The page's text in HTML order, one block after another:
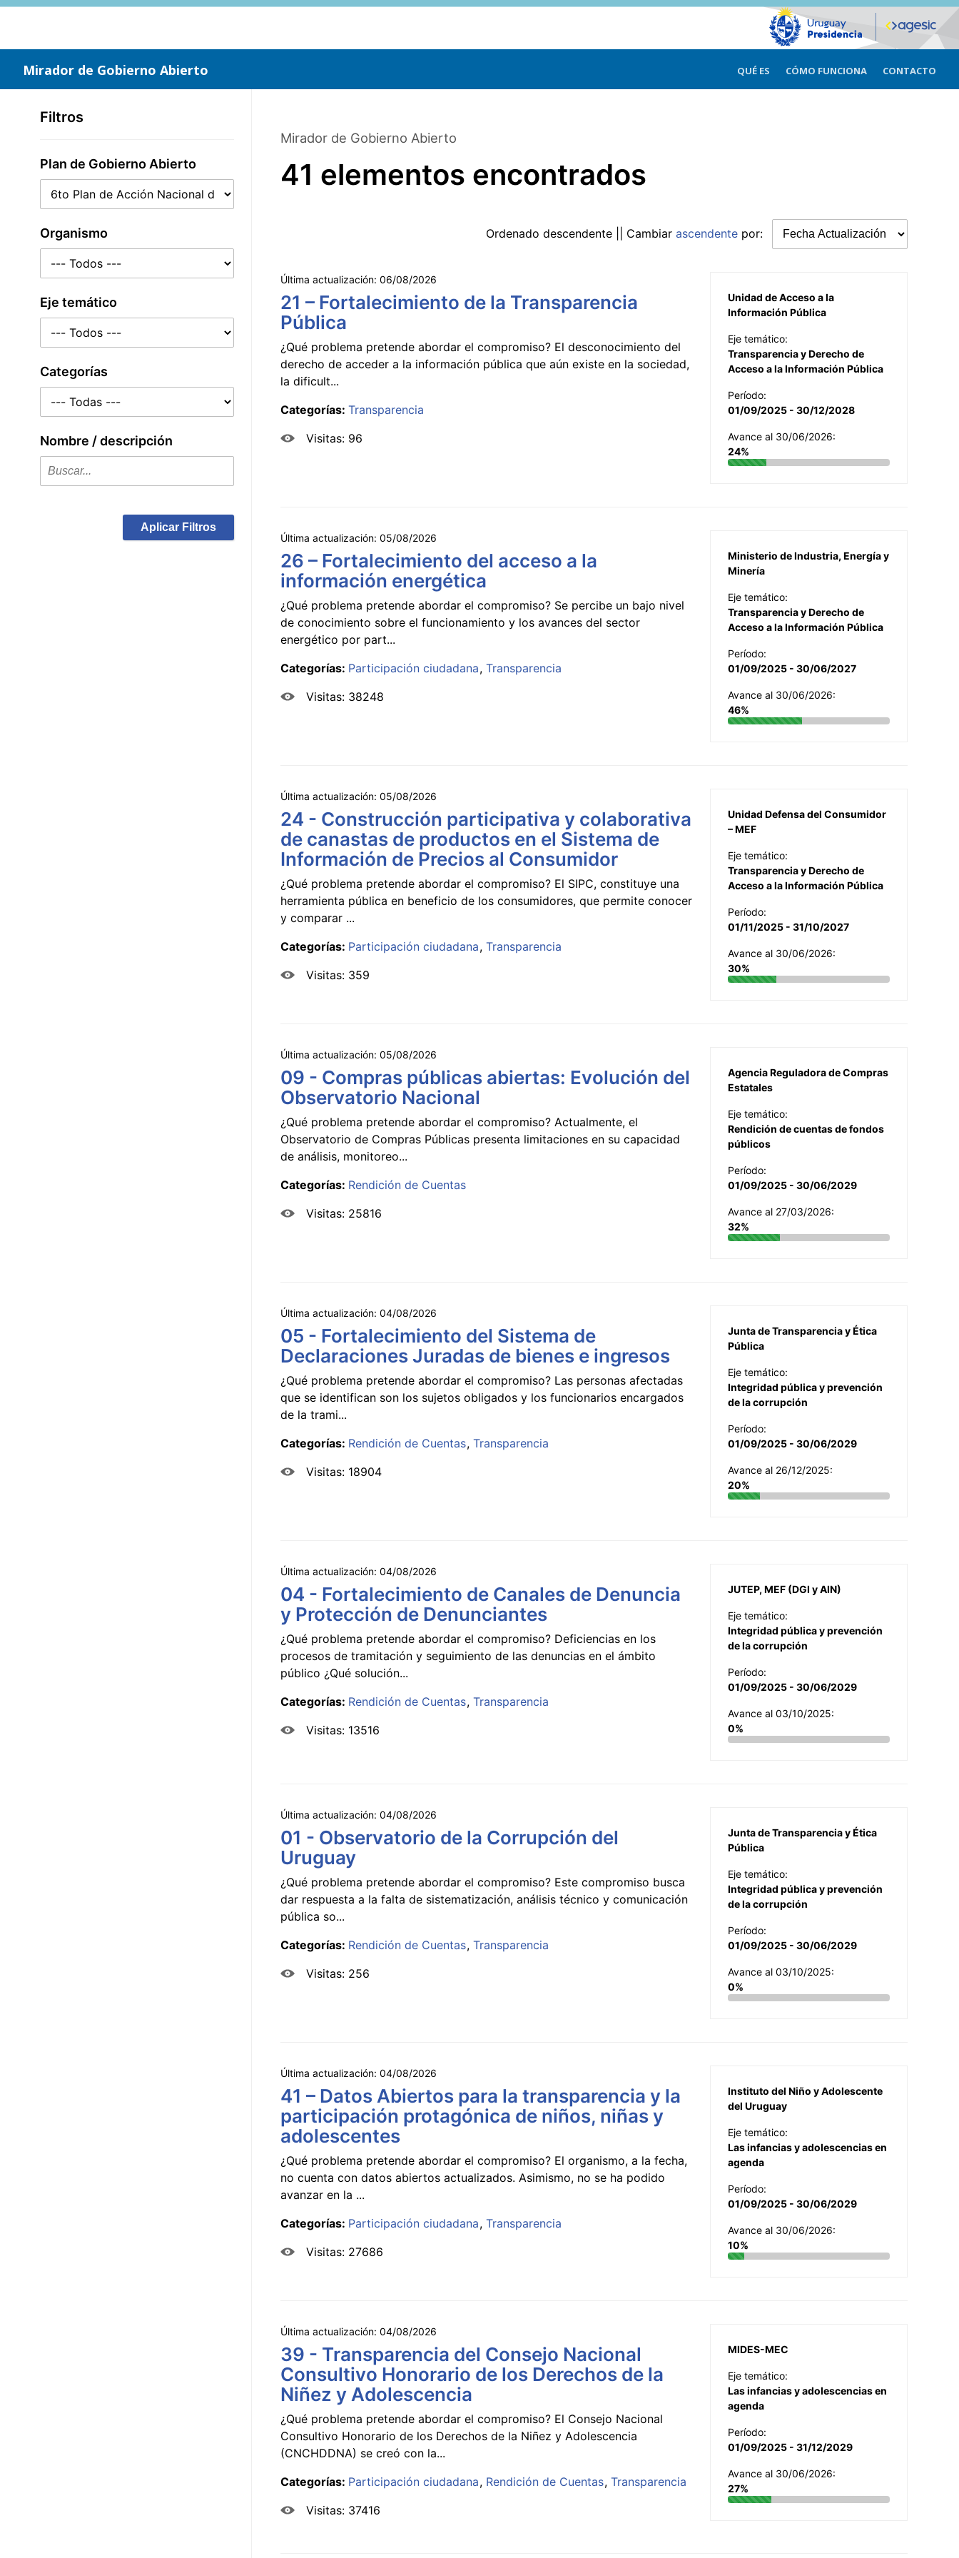
Saltar
Mirador de Gobierno Abierto QUÉ ES CÓMO FUNCIONA CONTACTO
Filtros
Plan de Gobierno Abierto
Organismo
Eje temático
Categorías
Nombre / descripción
Aplicar Filtros
Mirador de Gobierno Abierto
41 elementos encontrados
Ordenado descendente || Cambiar ascendente por:
Última actualización: 06/08/2026
21 – Fortalecimiento de la Transparencia
Pública
¿Qué problema pretende abordar el compromiso? El desconocimiento del
derecho de acceder a la información pública que aún existe en la sociedad,
la dificult...
Categorías: Transparencia
Visitas: 96
Unidad de Acceso a la
Información Pública
Eje temático:
Transparencia y Derecho de
Acceso a la Información Pública
Período:
01/09/2025 - 30/12/2028
Avance al 30/06/2026:
24%
Última actualización: 05/08/2026
26 – Fortalecimiento del acceso a la
información energética
¿Qué problema pretende abordar el compromiso? Se percibe un bajo nivel
de conocimiento sobre el funcionamiento y los avances del sector
energético por part...
Categorías: Participación ciudadana Transparencia
Visitas: 38248
Ministerio de Industria, Energía y
Minería
Eje temático:
Transparencia y Derecho de
Acceso a la Información Pública
Período:
01/09/2025 - 30/06/2027
Avance al 30/06/2026:
46%
Última actualización: 05/08/2026
24 - Construcción participativa y colaborativa
de canastas de productos en el Sistema de
Información de Precios al Consumidor
¿Qué problema pretende abordar el compromiso? El SIPC, constituye una
herramienta pública en beneficio de los consumidores, que permite conocer
y comparar ...
Categorías: Participación ciudadana Transparencia
Visitas: 359
Unidad Defensa del Consumidor
– MEF
Eje temático:
Transparencia y Derecho de
Acceso a la Información Pública
Período:
01/11/2025 - 31/10/2027
Avance al 30/06/2026:
30%
Última actualización: 05/08/2026
09 - Compras públicas abiertas: Evolución del
Observatorio Nacional
¿Qué problema pretende abordar el compromiso? Actualmente, el
Observatorio de Compras Públicas presenta limitaciones en su capacidad
de análisis, monitoreo...
Categorías: Rendición de Cuentas
Visitas: 25816
Agencia Reguladora de Compras
Estatales
Eje temático:
Rendición de cuentas de fondos
públicos
Período:
01/09/2025 - 30/06/2029
Avance al 27/03/2026:
32%
Última actualización: 04/08/2026
05 - Fortalecimiento del Sistema de
Declaraciones Juradas de bienes e ingresos
¿Qué problema pretende abordar el compromiso? Las personas afectadas
que se identifican son los sujetos obligados y los funcionarios encargados
de la trami...
Categorías: Rendición de Cuentas Transparencia
Visitas: 18904
Junta de Transparencia y Ética
Pública
Eje temático:
Integridad pública y prevención
de la corrupción
Período:
01/09/2025 - 30/06/2029
Avance al 26/12/2025:
20%
Última actualización: 04/08/2026
04 - Fortalecimiento de Canales de Denuncia
y Protección de Denunciantes
¿Qué problema pretende abordar el compromiso? Deficiencias en los
procesos de tramitación y seguimiento de las denuncias en el ámbito
público ¿Qué solución...
Categorías: Rendición de Cuentas Transparencia
Visitas: 13516
JUTEP, MEF (DGI y AIN)
Eje temático:
Integridad pública y prevención
de la corrupción
Período:
01/09/2025 - 30/06/2029
Avance al 03/10/2025:
0%
Última actualización: 04/08/2026
01 - Observatorio de la Corrupción del
Uruguay
¿Qué problema pretende abordar el compromiso? Este compromiso busca
dar respuesta a la falta de sistematización, análisis técnico y comunicación
pública so...
Categorías: Rendición de Cuentas Transparencia
Visitas: 256
Junta de Transparencia y Ética
Pública
Eje temático:
Integridad pública y prevención
de la corrupción
Período:
01/09/2025 - 30/06/2029
Avance al 03/10/2025:
0%
Última actualización: 04/08/2026
41 – Datos Abiertos para la transparencia y la
participación protagónica de niños, niñas y
adolescentes
¿Qué problema pretende abordar el compromiso? El organismo, a la fecha,
no cuenta con datos abiertos actualizados. Asimismo, no se ha podido
avanzar en la ...
Categorías: Participación ciudadana Transparencia
Visitas: 27686
Instituto del Niño y Adolescente
del Uruguay
Eje temático:
Las infancias y adolescencias en
agenda
Período:
01/09/2025 - 30/06/2029
Avance al 30/06/2026:
10%
Última actualización: 04/08/2026
39 - Transparencia del Consejo Nacional
Consultivo Honorario de los Derechos de la
Niñez y Adolescencia
¿Qué problema pretende abordar el compromiso? El Consejo Nacional
Consultivo Honorario de los Derechos de la Niñez y Adolescencia
(CNCHDDNA) se creó con la...
Categorías: Participación ciudadana Rendición de Cuentas Transparencia
Visitas: 37416
MIDES-MEC
Eje temático:
Las infancias y adolescencias en
agenda
Período:
01/09/2025 - 31/12/2029
Avance al 30/06/2026:
27%